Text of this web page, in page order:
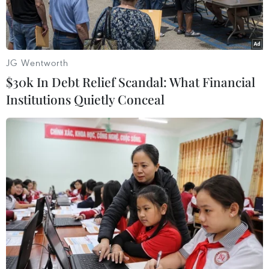
Đối tượng giết người, cướp tài sản bị bắt sau hơn 5 giờ gây án.
(Ảnh: Công an tỉnh Đồng Nai)
JG Wentworth
$30k In Debt Relief Scandal: What Financial
Institutions Quietly Conceal